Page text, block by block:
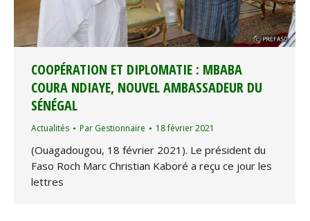
COOPÉRATION ET DIPLOMATIE : MBABA
COURA NDIAYE, NOUVEL AMBASSADEUR DU
SÉNÉGAL
Actualités Par Gestionnaire 18 février 2021
(Ouagadougou, 18 février 2021). Le président du
Faso Roch Marc Christian Kaboré a reçu ce jour les
lettres